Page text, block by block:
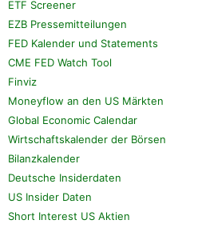
ETF Screener
EZB Pressemitteilungen
FED Kalender und Statements
CME FED Watch Tool
Finviz
Moneyflow an den US Märkten
Global Economic Calendar
Wirtschaftskalender der Börsen
Bilanzkalender
Deutsche Insiderdaten
US Insider Daten
Short Interest US Aktien